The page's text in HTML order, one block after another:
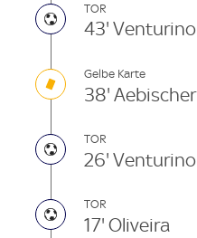
TOR
43' Venturino
Gelbe Karte
38' Aebischer
TOR
26' Venturino
TOR
17' Oliveira